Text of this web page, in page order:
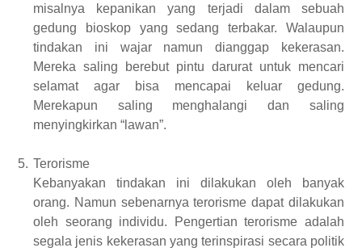
misalnya kepanikan yang terjadi dalam sebuah
gedung bioskop yang sedang terbakar. Walaupun
tindakan ini wajar namun dianggap kekerasan.
Mereka saling berebut pintu darurat untuk mencari
selamat agar bisa mencapai keluar gedung.
Merekapun saling menghalangi dan saling
menyingkirkan “lawan”.
5. Terorisme
Kebanyakan tindakan ini dilakukan oleh banyak
orang. Namun sebenarnya terorisme dapat dilakukan
oleh seorang individu. Pengertian terorisme adalah
segala jenis kekerasan yang terinspirasi secara politik